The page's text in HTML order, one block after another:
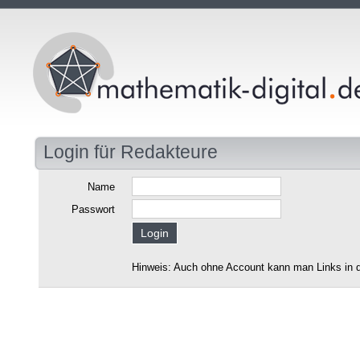
Login für Redakteure
Name
Passwort
Hinweis: Auch ohne Account kann man Links in